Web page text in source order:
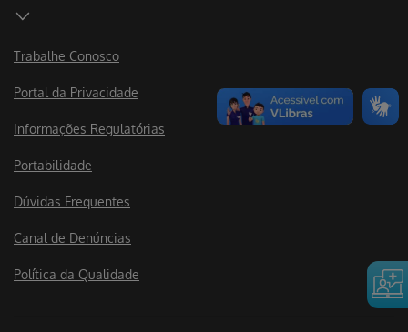
Trabalhe Conosco
Portal da Privacidade
Informações Regulatórias
Portabilidade
Dúvidas Frequentes
Canal de Denúncias
Política da Qualidade